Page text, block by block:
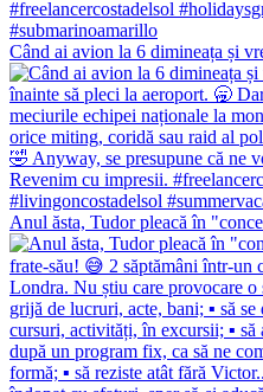
Când ai avion la 6 dimineața și
Anul ăsta, Tudor pleacă în